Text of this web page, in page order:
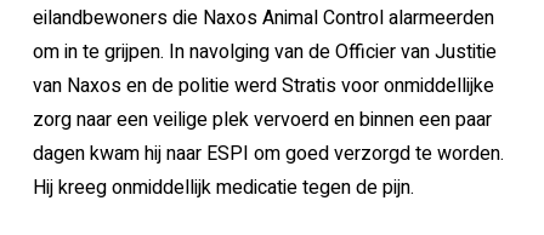
eilandbewoners die Naxos Animal Control alarmeerden
om in te grijpen. In navolging van de Officier van Justitie
van Naxos en de politie werd Stratis voor onmiddellijke
zorg naar een veilige plek vervoerd en binnen een paar
dagen kwam hij naar ESPI om goed verzorgd te worden.
Hij kreeg onmiddellijk medicatie tegen de pijn.